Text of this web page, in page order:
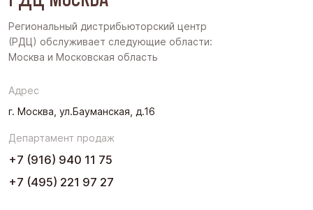
Поволжье
Урал
Региональный дистрибьюторский центр
(РДЦ) обслуживает следующие области:
Москва и Московская область
Адрес
г. Москва, ул.Бауманская, д.16
Департамент продаж
+7 (916) 940 11 75
+7 (495) 221 97 27